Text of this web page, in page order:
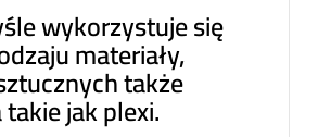
wykorzystuje się
materiały,
także
jak plexi.